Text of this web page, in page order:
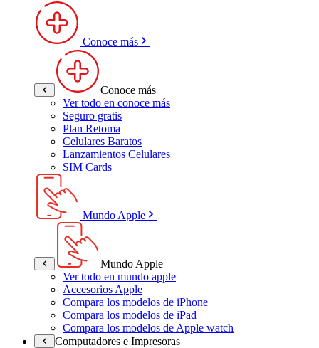
Conoce más
Conoce más
Ver todo en conoce más
Seguro gratis
Plan Retoma
Celulares Baratos
Lanzamientos Celulares
SIM Cards
Mundo Apple
Mundo Apple
Ver todo en mundo apple
Accesorios Apple
Compara los modelos de iPhone
Compara los modelos de iPad
Compara los modelos de Apple watch
Computadores e Impresoras